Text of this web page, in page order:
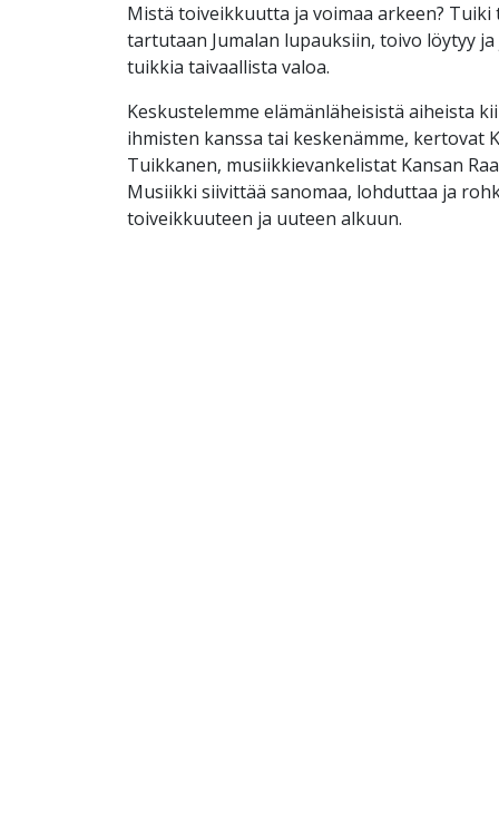
Mistä toiveikkuutta ja voimaa arkeen? Tuiki
tartutaan Jumalan lupauksiin, toivo löytyy
tuikkia taivaallista valoa.
Keskustelemme elämänläheisistä aiheista
ihmisten kanssa tai keskenämme, kertovat
Tuikkanen, musiikkievankelistat Kansan
Musiikki siivittää sanomaa, lohduttaa ja
toiveikkuuteen ja uuteen alkuun.